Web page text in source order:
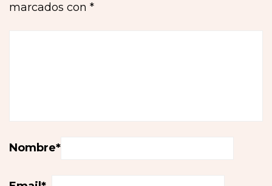
marcados con *
Nombre*